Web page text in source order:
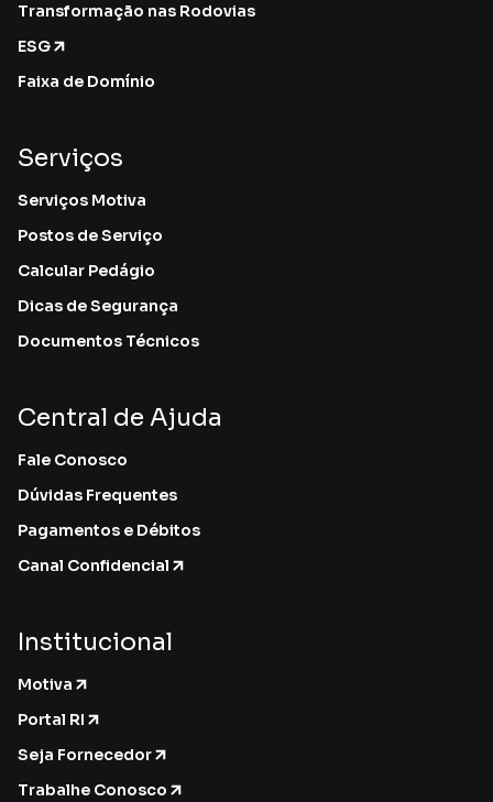
Transformação nas Rodovias
ESG
Faixa de Domínio
Serviços
Serviços Motiva
Postos de Serviço
Calcular Pedágio
Dicas de Segurança
Documentos Técnicos
Central de Ajuda
Fale Conosco
Dúvidas Frequentes
Pagamentos e Débitos
Canal Confidencial
Institucional
Motiva
Portal RI
Seja Fornecedor
Trabalhe Conosco